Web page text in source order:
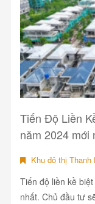
Tiến Độ Liền
năm 2024 mới
Khu đô thị
Tiến độ liền kề
nhất. Chủ đầu tư